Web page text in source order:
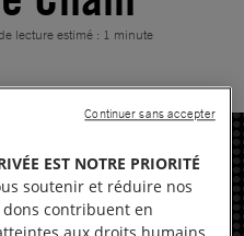
lecture estimé : 1 minute
EST NOTRE PRIORITÉ
soutenir et réduire nos
contribuent en
Continuer sans accepter